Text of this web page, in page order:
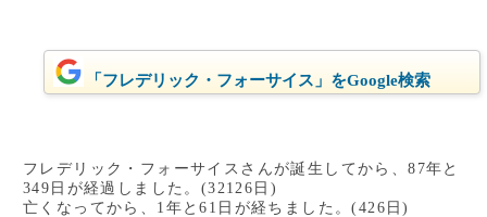
「フレデリック・フォーサイス」をGoogle検索
フレデリック・フォーサイスさんが誕生してから、87年と
349日が経過しました。(32126日)
亡くなってから、1年と61日が経ちました。(426日)